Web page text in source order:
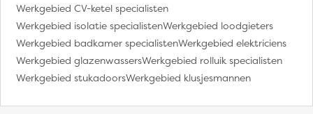
Werkgebied CV-ketel specialisten
Werkgebied isolatie specialistenWerkgebied loodgieters
Werkgebied badkamer specialistenWerkgebied elektriciens
Werkgebied glazenwassersWerkgebied rolluik specialisten
Werkgebied stukadoorsWerkgebied klusjesmannen